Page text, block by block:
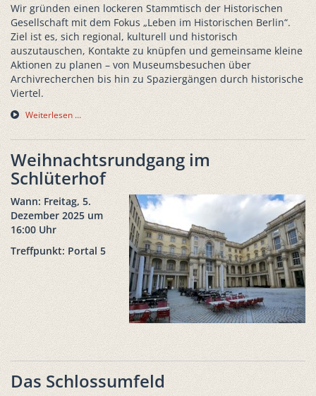
Wir gründen einen lockeren Stammtisch der Historischen
Gesellschaft mit dem Fokus „Leben im Historischen Berlin“.
Ziel ist es, sich regional, kulturell und historisch
auszutauschen, Kontakte zu knüpfen und gemeinsame kleine
Aktionen zu planen – von Museumsbesuchen über
Archivrecherchen bis hin zu Spaziergängen durch historische
Viertel.
Weiterlesen …
Weihnachtsrundgang im
Schlüterhof
Wann: Freitag, 5.
Dezember 2025 um
16:00 Uhr
Treffpunkt: Portal 5
Das Schlossumfeld